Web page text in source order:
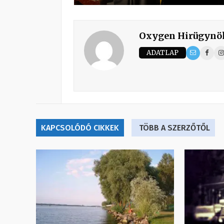
Oxygen
ADATLAP
KAPCSOLÓDÓ CIKKEK TÖBB A SZERZŐTŐL